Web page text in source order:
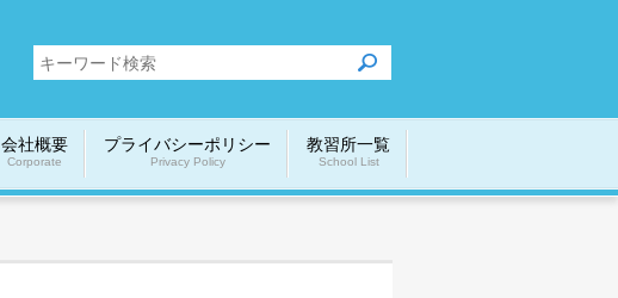
会社概要
Corporate
プライバシーポリシー
Privacy Policy
教習所一覧
School List